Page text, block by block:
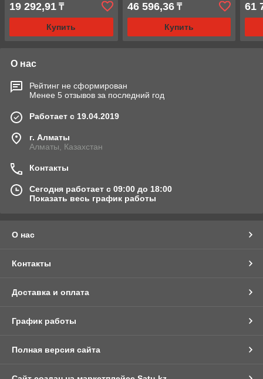
19 292,91 ₸
Купить
46 596,36₸
Купить
61
О нас
Рейтинг не сформирован
Менее 5 отзывов за последний год
Работает с 19.04.2019
г. Алматы
Алматы, Казахстан
Контакты
Сегодня работает с 09:00 до 18:00
Показать весь график работы
О нас
Контакты
Доставка и оплата
График работы
Полная версия сайта